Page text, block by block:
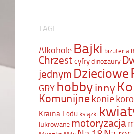
TAGI
Alkohole Bajki biżuteria
Chrzest cyfrydinozaury
jednym Dzieciowe
GRY hobbyinny
Komunijnekonie
Kraina Lodu ksiązki
lukrowane motoryzacja